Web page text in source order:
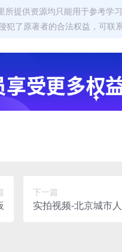
提供资源均只能用于参考学
了原著者的合法权益，可联
下一篇
实拍视频-北京城市